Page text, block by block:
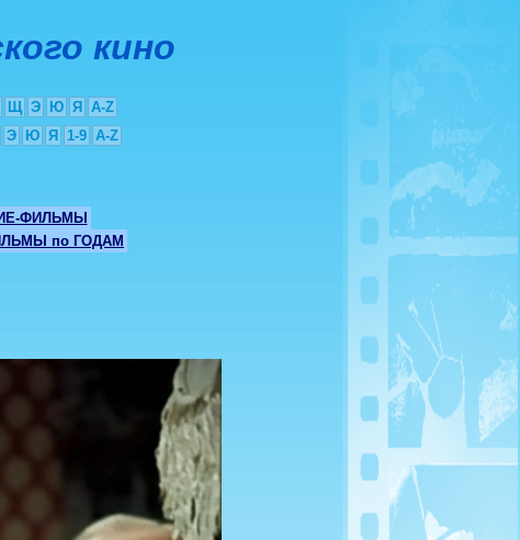
кино
Щ Э Ю Я
A-Z
Э Ю Я 1-9 A-Z
ФИЛЬМЫ
по ГОДАМ